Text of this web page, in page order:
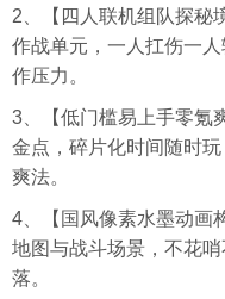
2、【四人联机组队探秘
作战单元，一人扛伤一
作压力。
3、【低门槛易上手零氪
金点，碎片化时间随时
爽法。
4、【国风像素水墨动画
地图与战斗场景，不花
落。